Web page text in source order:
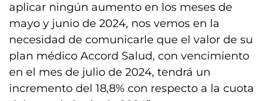
aplicar ningún aumento en los meses de
mayo y junio de 2024, nos vemos en la
necesidad de comunicarle que el valor de su
plan médico Accord Salud, con vencimiento
en el mes de julio de 2024, tendrá un
incremento del 18,8% con respecto a la cuota